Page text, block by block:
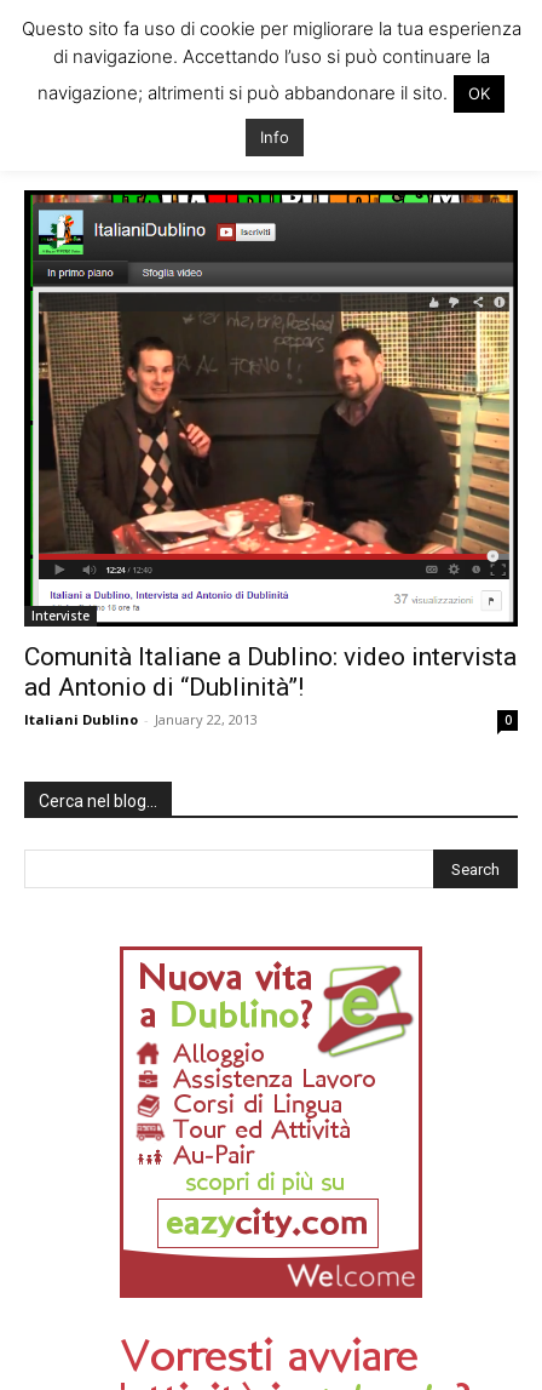
Tag: antonio dublinità italiano dublino
Interviste
Comunità Italiane a Dublino: video intervista
ad Antonio di “Dublinità”!
Italiani Dublino - January 22, 2013 0
Cerca nel blog…
Questo sito fa uso di cookie per migliorare la tua esperienza
di navigazione. Accettando l’uso si può continuare la
navigazione; altrimenti si può abbandonare il sito.
OK
Info